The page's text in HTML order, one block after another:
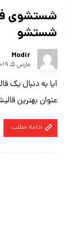
شستشوی
شستشو
Modir
مارس ۵, ۲۰۱۹
آیا به دنبال یک
عنوان بهترین
ادامه مطلب